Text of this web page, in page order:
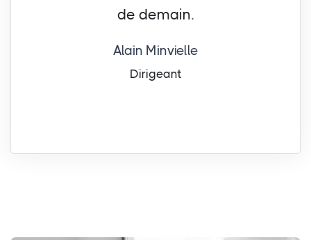
de demain.
Alain Minvielle
Dirigeant